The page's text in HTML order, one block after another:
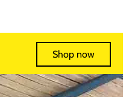
Shop now